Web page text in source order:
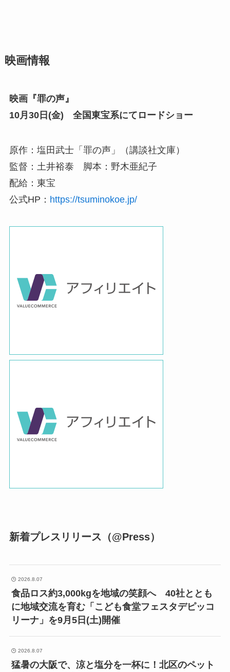
映画情報
映画『罪の声』
10月30日(金) 全国東宝系にてロードショー
原作：塩田武士「罪の声」（講談社文庫）
監督：土井裕泰 脚本：野木亜紀子
配給：東宝
公式HP： https://tsuminokoe.jp/
新着プレスリリース（@Press）
2026.8.07
食品ロス約3,000kgを地域の笑顔へ 40社ととも
に地域交流を育む「こども食堂フェスタデピッコ
リーナ」を9月5日(土)開催
2026.8.07
猛暑の大阪で、涼と塩分を一杯に！北区のペット